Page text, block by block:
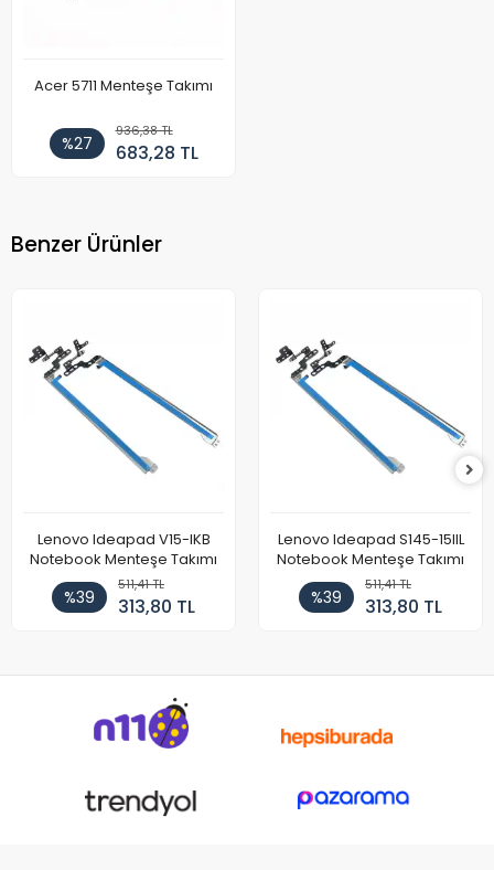
Acer 5711 Menteşe Takımı
%27
936,38 TL
683,28 TL
Benzer Ürünler
Lenovo Ideapad V15-IKB
Notebook Menteşe Takımı
%39
511,41 TL
313,80 TL
Lenovo Ideapad S145-15IIL
Notebook Menteşe Takımı
%39
511,41 TL
313,80 TL